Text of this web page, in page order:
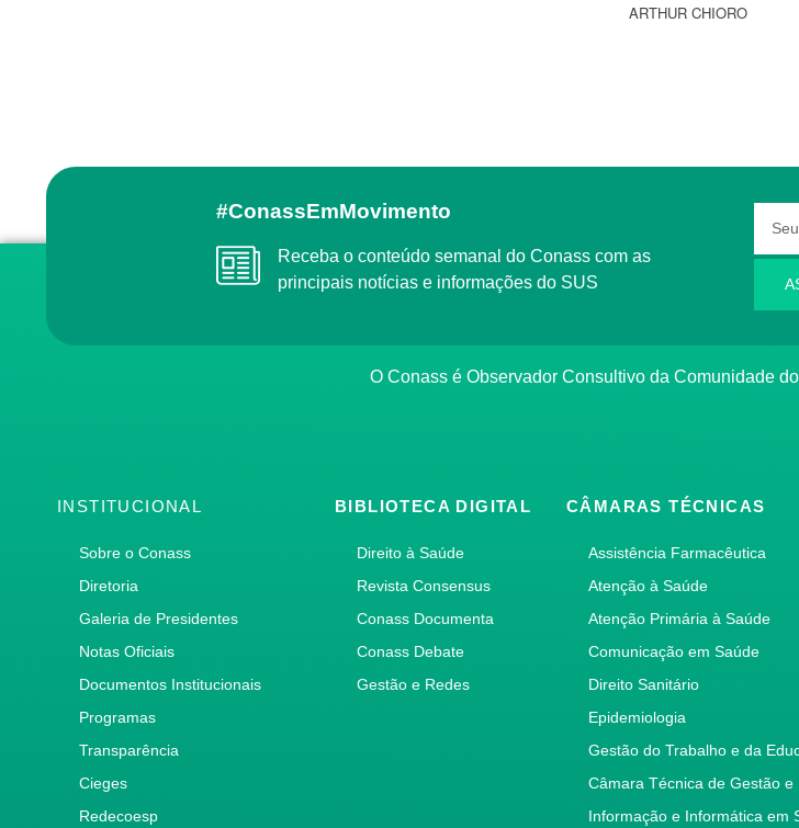
ARTHUR CHIORO
#ConassEmMovimento
Receba o conteúdo semanal do Conass com as
principais notícias e informações do SUS
O Conass é Observador Consultivo da Comunidade
INSTITUCIONAL
Sobre o Conass
Diretoria
Galeria de Presidentes
Notas Oficiais
Documentos Institucionais
Programas
Transparência
Cieges
Redecoesp
BIBLIOTECA DIGITAL
Direito à Saúde
Revista Consensus
Conass Documenta
Conass Debate
Gestão e Redes
CÂMARAS TÉCNICAS
Assistência Farmacêutica
Atenção à Saúde
Atenção Primária à Saúde
Comunicação em Saúde
Direito Sanitário
Epidemiologia
Gestão do Trabalho e da
Câmara Técnica de Gestão e
Informação e Informática em